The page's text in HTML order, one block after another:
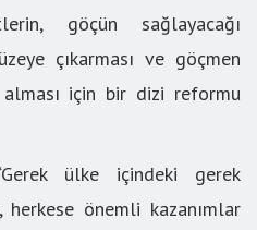
göçün sağlayacağı
çıkarması ve göçmen
alması için bir dizi reformu
ülke içindeki gerek
önemli kazanımlar